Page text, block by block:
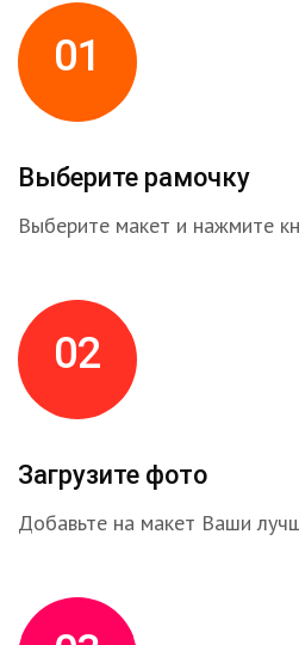
01
Выберите рамочку
Выберите макет и нажмите
02
Загрузите фото
Добавьте на макет Ваши